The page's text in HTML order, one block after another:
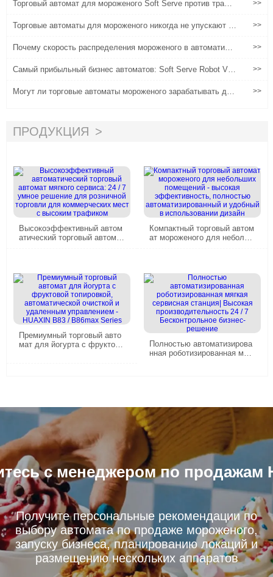
Торговый автомат для мороженого Soft Serve против тради
т
>>
Торговые автоматы для мороженого никогда не упускают ка
>>
Почему скорость распределения мороженого в автоматиче
>>
Самый прибыльный бизнес автоматов: Soft Serve Robot Ven
>>
Могут ли торговые автоматы мороженого зарабатывать ден
>>
ПРОДУКЦИЯ
Высокоэффективный автом
атический торговый автомат
ест с высоким трафиком
Компактный торговый автом
ат мороженого для небольш
й в использовании дизайн
Премиумный торговый авто
мат для йогурта с фруктово
Полностью автоматизирова
нная роботизированная мягк
с менеджером по продажам
Получите персональные рекомендации по
выбору автомата по продаже мороженого,
запуску бизнеса, планированию локаций и
размещению нескольких аппаратов